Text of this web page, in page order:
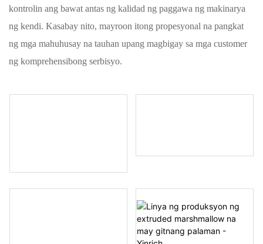
kontrolin ang bawat antas ng kalidad ng paggawa ng makinarya
ng kendi. Kasabay nito, mayroon itong propesyonal na pangkat
ng mga mahuhusay na tauhan upang magbigay sa mga customer
ng komprehensibong serbisyo.